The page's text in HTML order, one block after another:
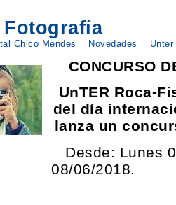
Chico Mendes Novedades
CONCURSO
UnTER Roca-
del día
lanza un
Desde: Lunes
08/06/2018.